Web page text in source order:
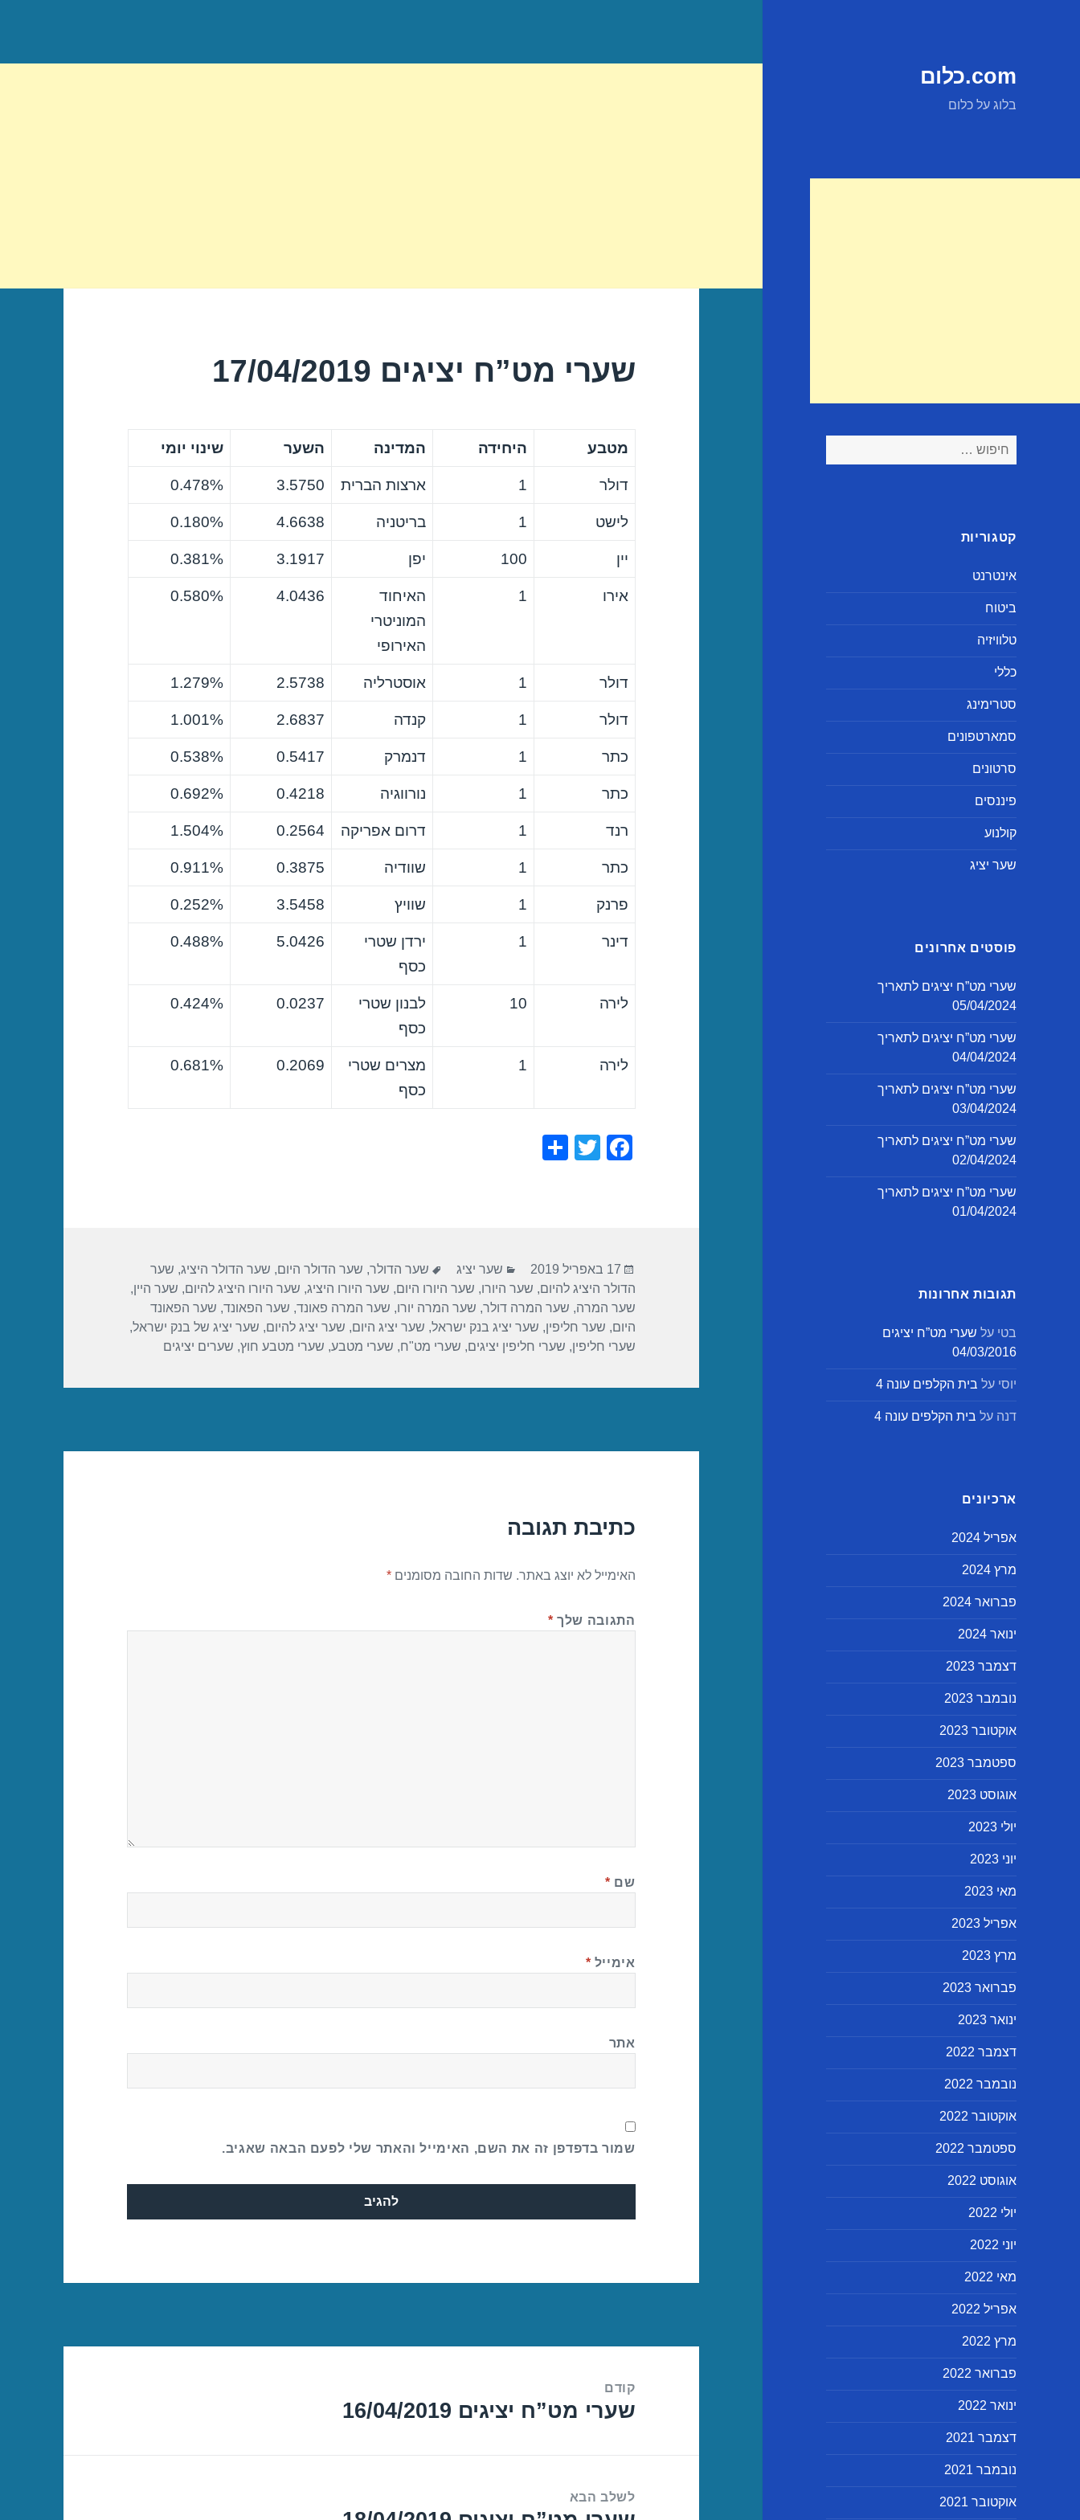
com.כלום
בלוג על כלום
חיפוש:
קטגוריות
אינטרנט
ביטוח
טלוויזיה
כללי
סטרימינג
סמארטפונים
סרטונים
פיננסים
קולנוע
שער יציג
פוסטים אחרונים
שערי מט”ח יציגים לתאריך
05/04/2024
שערי מט”ח יציגים לתאריך
04/04/2024
שערי מט”ח יציגים לתאריך
03/04/2024
שערי מט”ח יציגים לתאריך
02/04/2024
שערי מט”ח יציגים לתאריך
01/04/2024
תגובות אחרונות
בטי על שערי מט”ח יציגים
04/03/2016
יוסי על בית הקלפים עונה 4
דנה על בית הקלפים עונה 4
ארכיונים
אפריל 2024
מרץ 2024
פברואר 2024
ינואר 2024
דצמבר 2023
נובמבר 2023
אוקטובר 2023
ספטמבר 2023
אוגוסט 2023
יולי 2023
יוני 2023
מאי 2023
אפריל 2023
מרץ 2023
פברואר 2023
ינואר 2023
דצמבר 2022
נובמבר 2022
אוקטובר 2022
ספטמבר 2022
אוגוסט 2022
יולי 2022
יוני 2022
מאי 2022
אפריל 2022
מרץ 2022
פברואר 2022
ינואר 2022
דצמבר 2021
נובמבר 2021
אוקטובר 2021
שערי מט”ח יציגים 17/04/2019
מטבע היחידה המדינה השער שינוי יומי
דולר 1 ארצות הברית 3.5750
0.478%
לישט 1 בריטניה 4.6638
0.180%
יין 100 יפן 3.1917
0.381%
אירו 1
האיחוד
המוניטרי
האירופי
4.0436
0.580%
דולר 1 אוסטרליה 2.5738
1.279%
דולר 1 קנדה 2.6837
1.001%
כתר 1 דנמרק 0.5417
0.538%
כתר 1 נורווגיה 0.4218
0.692%
רנד 1 דרום אפריקה 0.2564
1.504%
כתר 1 שוודיה 0.3875
0.911%
פרנק 1 שוויץ 3.5458
0.252%
דינר 1
ירדן שטרי
כסף
5.0426
0.488%
לירה 10
לבנון שטרי
כסף
0.0237
0.424%
לירה 1
מצרים שטרי
כסף
0.2069
0.681%
F
o
o
k
T
פורסם
בתאריך
17 באפריל 2019 קטגוריות
שער יציג תגיות
שער הדולר, שער הדולר היום, שער הדולר היציג, שער
הדולר היציג להיום, שער היורו, שער היורו היום, שער היורו היציג, שער היורו היציג להיום, שער היין,
שער המרה, שער המרה דולר, שער המרה יורו, שער המרה פאונד, שער הפאונד, שער הפאונד
היום, שער חליפין, שער יציג בנק ישראל, שער יציג היום, שער יציג להיום, שער יציג של בנק ישראל,
שערי חליפין, שערי חליפין יציגים, שערי מט"ח, שערי מטבע, שערי מטבע חוץ, שערים יציגים
כתיבת תגובה
האימייל לא יוצג באתר. שדות החובה מסומנים*
התגובה שלך *
שם *
אימייל *
אתר
שמור בדפדפן זה את השם, האימייל והאתר שלי לפעם הבאה שאגיב.
קודם
הפוסט
שערי מט”ח יציגים 16/04/2019
לשלב הבא